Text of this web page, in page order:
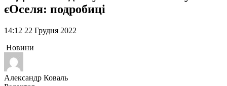
єОселя: подробиці
14:12 22 Грудня 2022
Новини
Александр Коваль